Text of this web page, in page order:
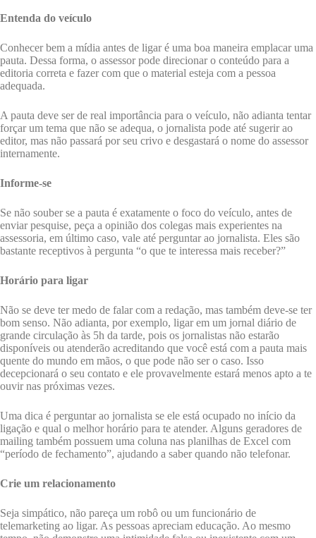
Entenda do veículo
Conhecer bem a mídia antes de ligar é uma boa maneira emplacar uma
pauta. Dessa forma, o assessor pode direcionar o conteúdo para a
editoria correta e fazer com que o material esteja com a pessoa
adequada.
A pauta deve ser de real importância para o veículo, não adianta tentar
forçar um tema que não se adequa, o jornalista pode até sugerir ao
editor, mas não passará por seu crivo e desgastará o nome do assessor
internamente.
Informe-se
Se não souber se a pauta é exatamente o foco do veículo, antes de
enviar pesquise, peça a opinião dos colegas mais experientes na
assessoria, em último caso, vale até perguntar ao jornalista. Eles são
bastante receptivos à pergunta “o que te interessa mais receber?”
Horário para ligar
Não se deve ter medo de falar com a redação, mas também deve-se ter
bom senso. Não adianta, por exemplo, ligar em um jornal diário de
grande circulação às 5h da tarde, pois os jornalistas não estarão
disponíveis ou atenderão acreditando que você está com a pauta mais
quente do mundo em mãos, o que pode não ser o caso. Isso
decepcionará o seu contato e ele provavelmente estará menos apto a te
ouvir nas próximas vezes.
Uma dica é perguntar ao jornalista se ele está ocupado no início da
ligação e qual o melhor horário para te atender. Alguns geradores de
mailing também possuem uma coluna nas planilhas de Excel com
“período de fechamento”, ajudando a saber quando não telefonar.
Crie um relacionamento
Seja simpático, não pareça um robô ou um funcionário de
telemarketing ao ligar. As pessoas apreciam educação. Ao mesmo